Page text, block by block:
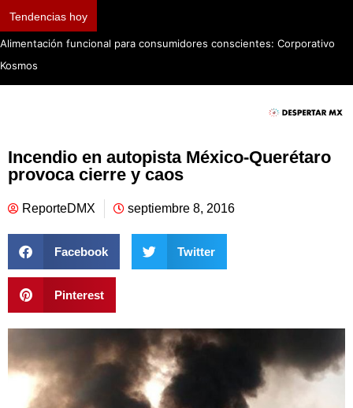
Tendencias hoy
Alimentación funcional para consumidores conscientes: Corporativo
Kosmos
Incendio en autopista México-Querétaro
provoca cierre y caos
ReporteDMX septiembre 8, 2016
Facebook Twitter
Pinterest